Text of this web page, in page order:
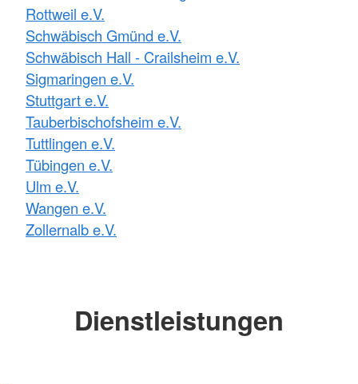
Rottweil e.V.
Schwäbisch Gmünd e.V.
Schwäbisch Hall - Crailsheim e.V.
Sigmaringen e.V.
Stuttgart e.V.
Tauberbischofsheim e.V.
Tuttlingen e.V.
Tübingen e.V.
Ulm e.V.
Wangen e.V.
Zollernalb e.V.
Dienstleistungen